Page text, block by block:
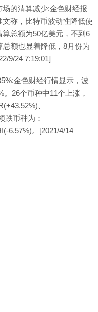
的清算减少:金色财经报
称，比特币波动性降低使
总额为50亿美元，不到6
总额也显着降低，8月份为
9/24 7:19:01]
金色财经行情显示，波
26个币种中11个上涨，
、
跌币种为：
6.57%)。[2021/4/14